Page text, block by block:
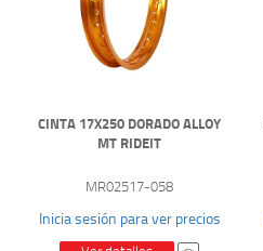
CINTA 17X250 DORADO ALLOY
MT RIDEIT
MR02517-058
Inicia sesión para ver precios